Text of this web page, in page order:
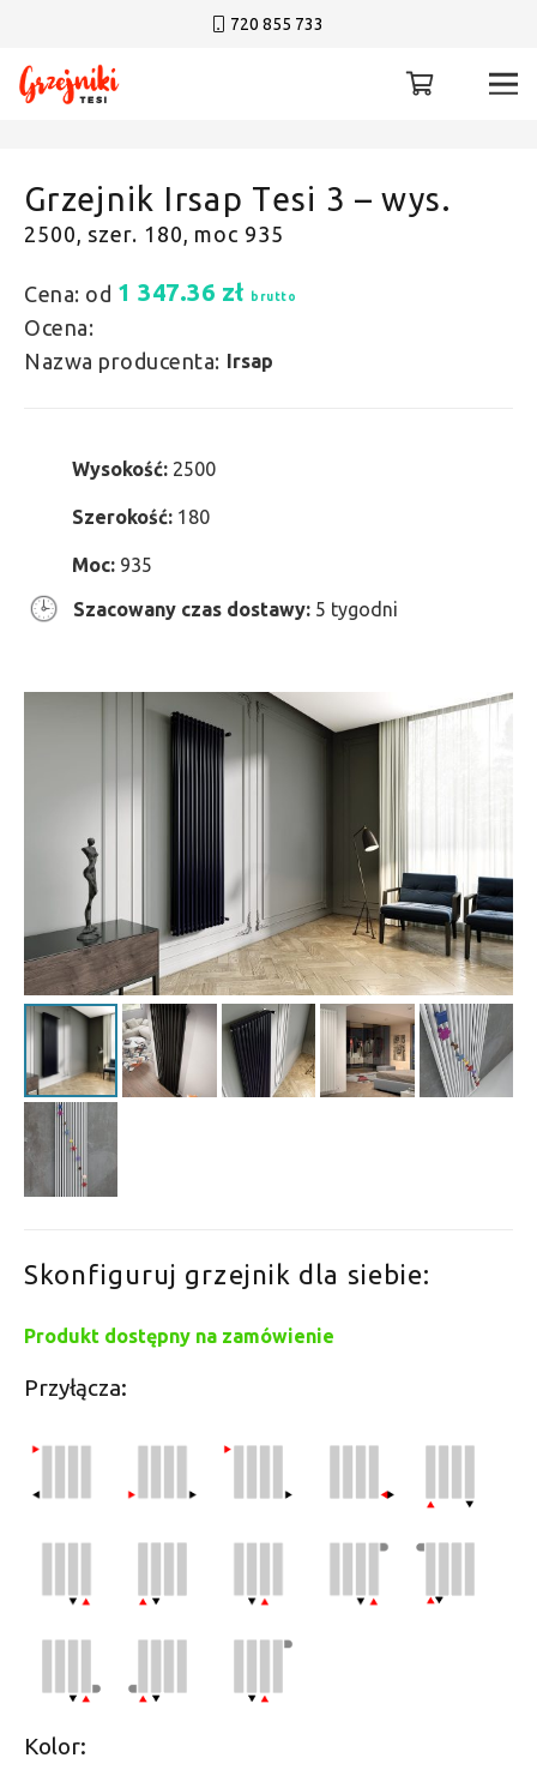
720 855 733
Grzejnik Irsap Tesi 3 – wys.
2500, szer. 180, moc 935
Cena: od 1 347.36 zł brutto
Ocena:
Nazwa producenta: Irsap
Wysokość: 2500
Szerokość: 180
Moc: 935
Szacowany czas dostawy: 5 tygodni
Skonfiguruj grzejnik dla siebie:
Produkt dostępny na zamówienie
Przyłącza:
Kolor: